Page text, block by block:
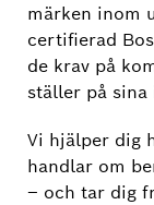
märken inom
certifierad
de krav på
ställer på
Vi hjälper dig
handlar om
– och tar dig